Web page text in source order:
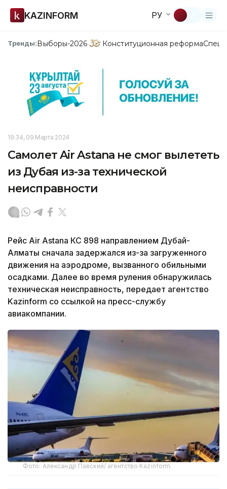
KAZINFORM РУ
Тренды:Выборы-2026 Конституционная реформа
19:34, 09 Марта 2024
Самолет Air Astana не смог вылететь
из Дубая из-за технической
неисправности
Рейс Air Astana КС 898 направлением Дубай-
Алматы сначала задержался из-за загруженного
движения на аэродроме, вызванного обильными
осадками. Далее во время руления обнаружилась
техническая неисправность, передает агентство
Kazinform со ссылкой на пресс-службу
авиакомпании.
Фото: Александр Павский/ агентство Kazinform.